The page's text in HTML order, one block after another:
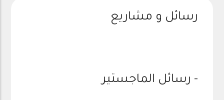
رسائل و مشاريع
- رسائل الماجستير